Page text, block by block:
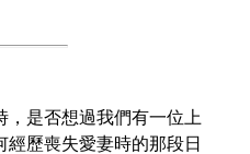
是否想過我們有一位上
歷喪失愛妻時的那段日